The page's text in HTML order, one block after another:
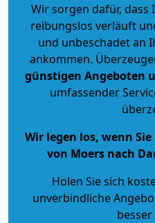
Wir sorgen dafür,
reibungslos verläuft
und unbeschadet an
ankommen.
günstigen Angeboten
umfassender
Wir legen los, wenn
von Moers nach
Holen Sie sich
unverbindliche